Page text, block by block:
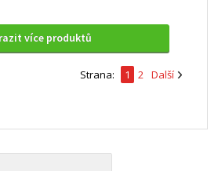
více produktů
Strana: 1 2 Další